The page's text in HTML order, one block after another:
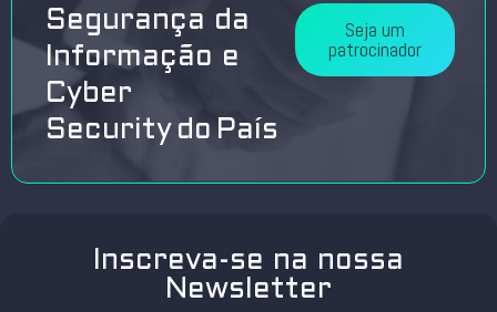
Segurança da
Informação e
Cyber
Security do País
Seja um
patrocinador
Inscreva-se na nossa
Newsletter